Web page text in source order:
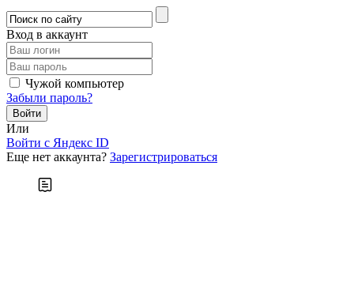
Вход в аккаунт
Чужой компьютер
Забыли пароль?
Или
Войти c Яндекс ID
Еще нет аккаунта? Зарегистрироваться